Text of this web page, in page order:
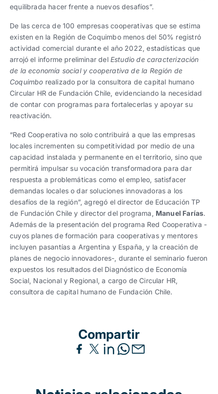
equilibrada hacer frente a nuevos desafíos”.
De las cerca de 100 empresas cooperativas que se estima
existen en la Región de Coquimbo menos del 50% registró
actividad comercial durante el año 2022, estadísticas que
arrojó el informe preliminar del Estudio de caracterización
de la economía social y cooperativa de la Región de
Coquimbo realizado por la consultora de capital humano
Circular HR de Fundación Chile, evidenciando la necesidad
de contar con programas para fortalecerlas y apoyar su
reactivación.
“Red Cooperativa no solo contribuirá a que las empresas
locales incrementen su competitividad por medio de una
capacidad instalada y permanente en el territorio, sino que
permitirá impulsar su vocación transformadora para dar
respuesta a problemáticas como el empleo, satisfacer
demandas locales o dar soluciones innovadoras a los
desafíos de la región”, agregó el director de Educación TP
de Fundación Chile y director del programa, Manuel Farías.
Además de la presentación del programa Red Cooperativa -
cuyos planes de formación para cooperativas y mentores
incluyen pasantías a Argentina y España, y la creación de
planes de negocio innovadores-, durante el seminario fueron
expuestos los resultados del Diagnóstico de Economía
Social, Nacional y Regional, a cargo de Circular HR,
consultora de capital humano de Fundación Chile.
Compartir